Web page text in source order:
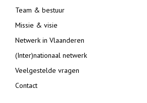
Team & bestuur
Missie & visie
Netwerk in Vlaanderen
(Inter)nationaal netwerk
Veelgestelde vragen
Contact